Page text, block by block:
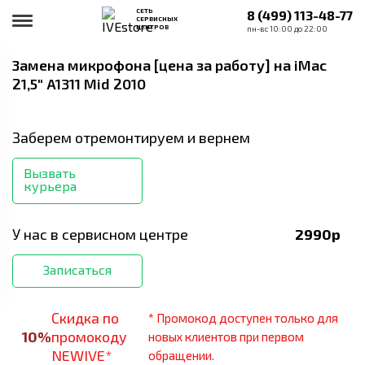
СЕТЬ
СЕРВИСНЫХ
ЦЕНТРОВ
8 (499) 113-48-77
пн-вс 10:00 до 22:00
Замена микрофона [цена за работу] на iMac
21,5" A1311 Mid 2010
Заберем отремонтируем и вернем
Вызвать
курьера
У нас в сервисном центре 2990р
Записаться
10%
Скидка по
промокоду
NEWIVE*
* Промокод доступен только для
новых клиентов при первом
обращении.